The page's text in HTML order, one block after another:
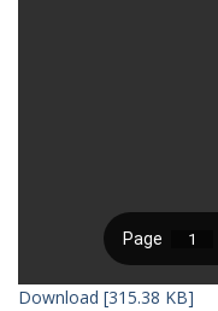
Download [315.38 KB]